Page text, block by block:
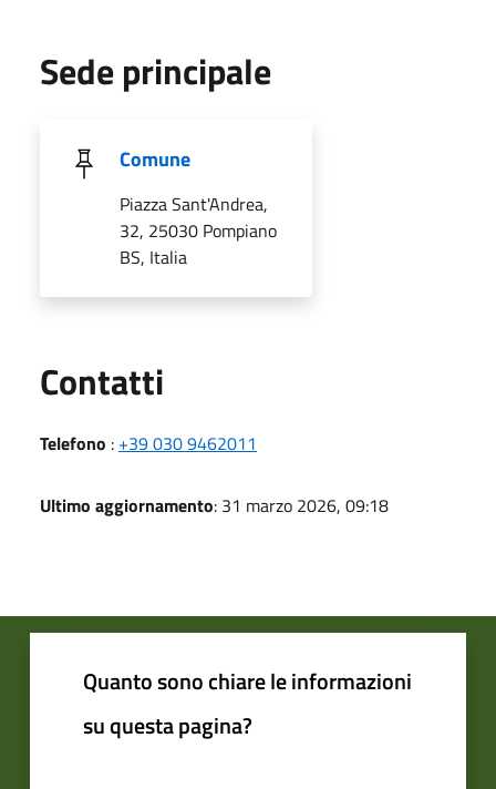
Sede principale
Comune
Piazza Sant'Andrea,
32, 25030 Pompiano
BS, Italia
Contatti
Telefono : +39 030 9462011
Ultimo aggiornamento: 31 marzo 2026, 09:18
Quanto sono chiare le informazioni
su questa pagina?